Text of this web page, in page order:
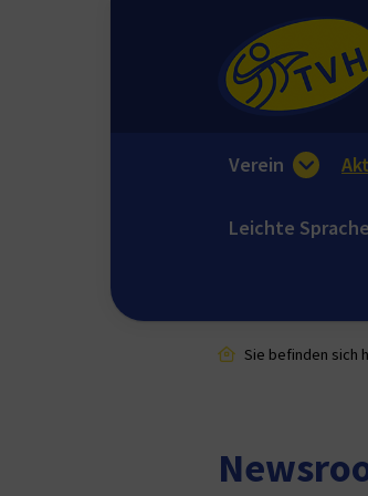
Verein
Leichte Sprache
Sie befinden sich